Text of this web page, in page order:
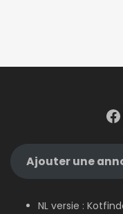
Ajouter une
NL versie :